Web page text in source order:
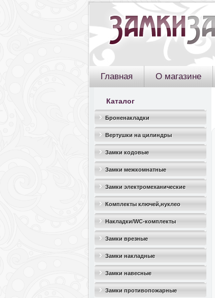
Главная О магазине
Каталог
Броненакладки
Вертушки на цилиндры
Замки кодовые
Замки межкомнатные
Замки электромеханические
Комплекты ключей,нуклео
Накладки/WC-комплекты
Замки врезные
Замки накладные
Замки навесные
Замки противопожарные